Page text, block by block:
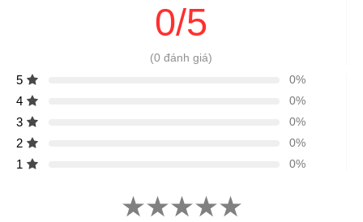
0/5
(0 đánh giá)
5 0%
4 0%
3 0%
2 0%
1 0%